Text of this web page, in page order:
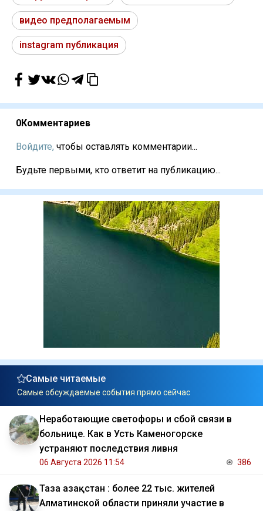
видео предполагаемым
instagram публикация
0Комментариев
Войдите, чтобы оставлять комментарии...
Будьте первыми, кто ответит на публикацию...
Самые читаемые
Самые обсуждаемые события прямо сейчас
Неработающие светофоры и сбой связи в
больнице. Как в Усть Каменогорске
устраняют последствия ливня
06 Августа 2026 11:54 386
Таза Қазақстан : более 22 тыс. жителей
Алматинской области приняли участие в